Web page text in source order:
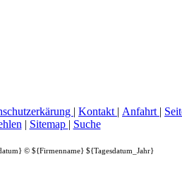
| Kontakt | Anfahrt |
| Sitemap | Suche
© ${Firmenname} ${Tagesdatum_Jahr}